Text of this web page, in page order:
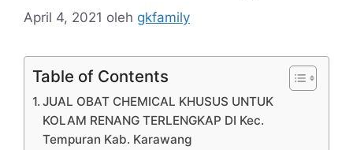
April 4, 2021 oleh gkfamily
Table of Contents
JUAL OBAT CHEMICAL KHUSUS UNTUK
KOLAM RENANG TERLENGKAP DI Kec.
Tempuran Kab. Karawang